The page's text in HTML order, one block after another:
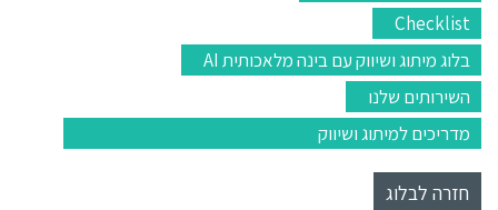
Checklist
בלוג מיתוג ושיווק עם בינה מלאכותית AI
השירותים שלנו
מדריכים למיתוג ושיווק
חזרה לבלוג